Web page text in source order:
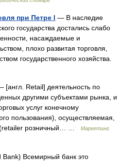
при Петре I — В наследие
государства достались слабо
насаждаемые и
плохо развитая торговля,
государственного хозяйства.
[англ. Retail] деятельность по
другими субъектами рынка, и
услуг конечному
пользования), осуществляемая,
(retailer розничный… …
Маркетинг.
Всемирный банк это